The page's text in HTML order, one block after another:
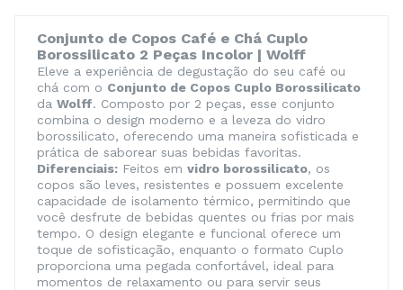
Conjunto de Copos Café e Chá Cuplo
Borossilicato 2 Peças Incolor | Wolff
Eleve a experiência de degustação do seu café ou
chá com o Conjunto de Copos Cuplo Borossilicato
da Wolff. Composto por 2 peças, esse conjunto
combina o design moderno e a leveza do vidro
borossilicato, oferecendo uma maneira sofisticada e
prática de saborear suas bebidas favoritas.
Diferenciais: Feitos em vidro borossilicato, os
copos são leves, resistentes e possuem excelente
capacidade de isolamento térmico, permitindo que
você desfrute de bebidas quentes ou frias por mais
tempo. O design elegante e funcional oferece um
toque de sofisticação, enquanto o formato Cuplo
proporciona uma pegada confortável, ideal para
momentos de relaxamento ou para servir seus